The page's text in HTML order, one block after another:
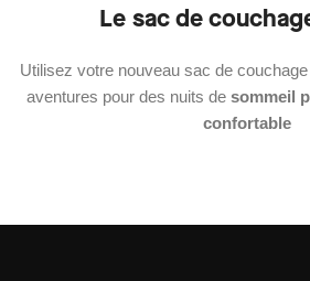
Le sac de
Utilisez votre nouveau sac de
aventures pour des nuits de sommeil
confortable